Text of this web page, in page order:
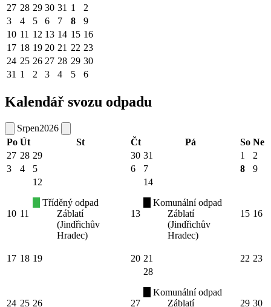
27 28 29 30 31 1
2
3
4 5 6 7 8
9
10 11 12 13 14 15 16
17 18 19 20 21 22 23
24 25 26 27 28 29 30
31 1 2 3 4 5 6
Kalendář svozu odpadu
Srpen2026
Po Út St Čt Pá So Ne
27 28 29 30 31 1
2
3
4 5 6 7 8 9
10 11
12
Tříděný odpad
Záblatí
(Jindřichův
Hradec)
13
14
Komunální odpad
Záblatí
(Jindřichův
Hradec)
15 16
17 18 19 20 21 22 23
24 25 26 27
28
Komunální odpad
Záblatí
29 30